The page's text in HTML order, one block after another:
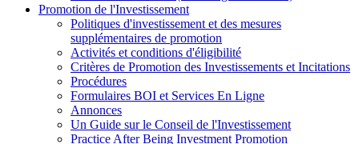
Promotion de l'Investissement
Politiques d'investissement et des mesures
supplémentaires de promotion
Activités et conditions d'éligibilité
Critères de Promotion des Investissements et Incitations
Procédures
Formulaires BOI et Services En Ligne
Annonces
Un Guide sur le Conseil de l'Investissement
Practice After Being Investment Promotion